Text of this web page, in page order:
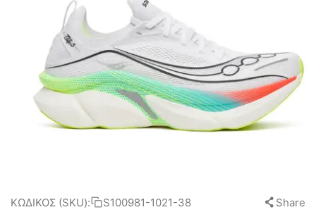
ΚΩΔΙΚΟΣ (SKU): S100981-1021-38 Share